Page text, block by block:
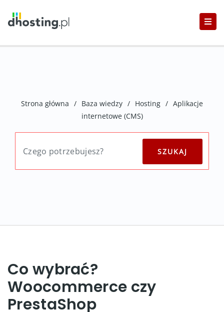
Strona główna / Baza wiedzy / Hosting / Aplikacje
internetowe (CMS)
Co wybrać?
Woocommerce czy
PrestaShop